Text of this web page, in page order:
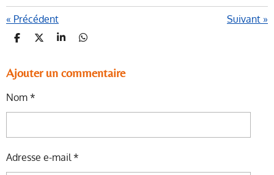
« Précédent Suivant »
P
T
A
E
P
T
A
P
T
A
P
T
A
Ajouter un commentaire
Nom *
Adresse e-mail *